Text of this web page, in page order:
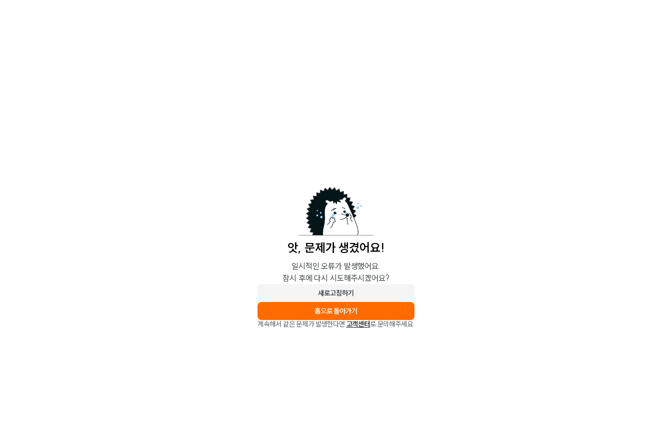
앗, 문제가 생겼어요!
일시적인 오류가 발생했어요.
잠시 후에 다시 시도해주시겠어요?
새로고침하기
홈으로 돌아가기
계속해서 같은 문제가 발생한다면 고객센터로 문의해주세요.